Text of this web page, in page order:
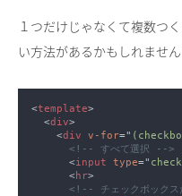
１つだけじゃなくて複数つ
い方法があるかもしれませ
<template
  <
div
    <
div v-for="
      <
input type="
      <
hr